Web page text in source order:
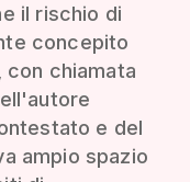
il rischio di
concepito
chiamata
e del
ampio spazio